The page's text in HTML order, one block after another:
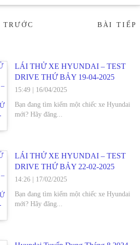
BÀI TIẾP→
LÁI THỬ XE HYUNDAI – TEST
DRIVE THỨ BẢY 19-04-2025
15:49| 16/04/2025
Bạn đang tìm kiếm một chiếc xe Hyundai
mới? Hãy đăng...
LÁI THỬ XE HYUNDAI – TEST
DRIVE THỨ BẢY 22-02-2025
14:26| 17/02/2025
Bạn đang tìm kiếm một chiếc xe Hyundai
mới? Hãy đăng...